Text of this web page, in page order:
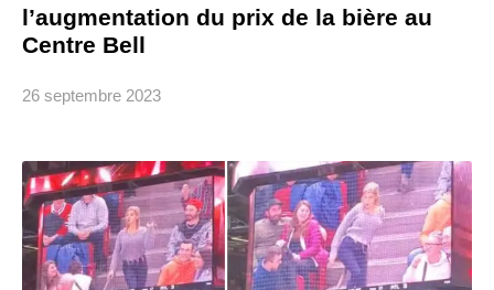
l’augmentation du prix de la bière au
Centre Bell
26 septembre 2023